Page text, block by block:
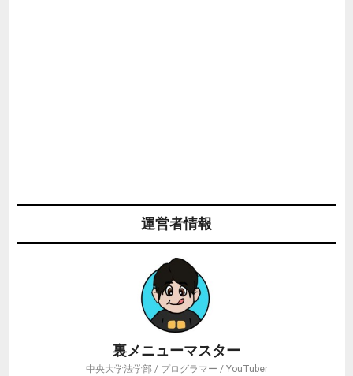
運営者情報
裏メニューマスター
中央大学法学部 / プログラマー / YouTuber